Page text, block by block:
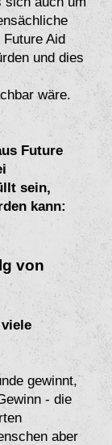
Aid
und dies
wäre.
Future
sein,
kann:
von
gewinnt,
- die
aber